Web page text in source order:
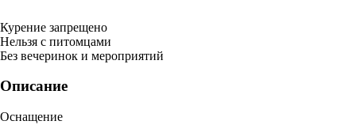
Курение запрещено
Нельзя с питомцами
Без вечеринок и мероприятий
Описание
Оснащение